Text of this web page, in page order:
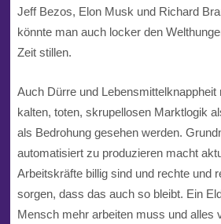
Jeff Bezos, Elon Musk und Richard
könnte man auch locker den
Zeit stillen.
Auch Dürre und
kalten, toten, skrupellosen Marktlogik
als Bedrohung gesehen werden.
automatisiert zu produzieren macht
Arbeitskräfte billig sind und rechte und
sorgen, dass das auch so bleibt. Ein
Mensch mehr arbeiten muss und alles